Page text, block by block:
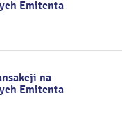
Emitenta
na
Emitenta